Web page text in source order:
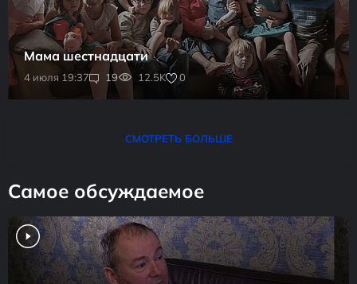
4 июля 19:37 19 12.5K 0
Мама шестнадцати
СМОТРЕТЬ БОЛЬШЕ
Самое обсуждаемое